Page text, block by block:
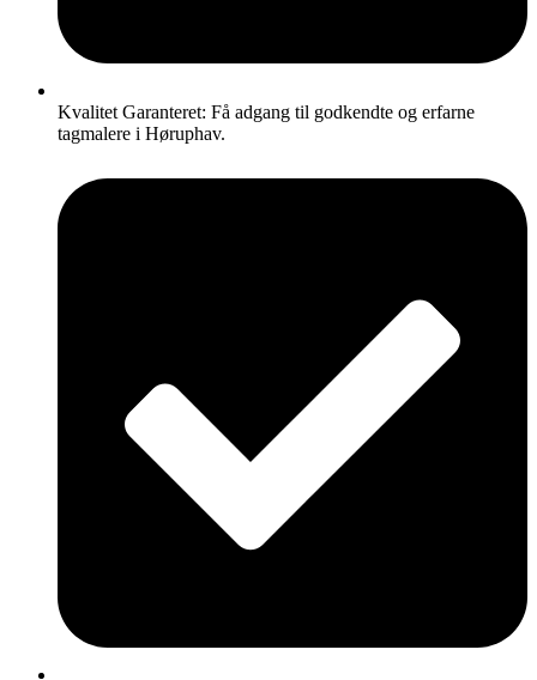
Kvalitet Garanteret: Få adgang til godkendte og erfarne
tagmalere i Høruphav.